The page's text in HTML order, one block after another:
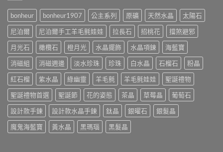
bonheur bonheur1907 公主系列 原礦 天然水晶
太陽石
尼泊爾
尼泊爾手工羊毛氈娃娃 拉長石 招桃花
擋煞避邪
月光石
橄欖石 橙月光 水晶擺飾 水晶項鍊
海藍寶
消磁組
消磁週邊 淡水珍珠 珍珠 白水晶 石榴石
粉晶
紅石榴
紫水晶 綠幽靈 羊毛氈 羊毛氈娃娃
聖誕禮物
聖誕禮物首選
聖誕節 花的姿態 茶晶 草莓晶
葡萄石
設計款手鍊
設計款水晶手鍊 鈦晶 銀曜石
銀髮晶
魔鬼海藍寶
黃水晶 黑瑪瑙 黑髮晶